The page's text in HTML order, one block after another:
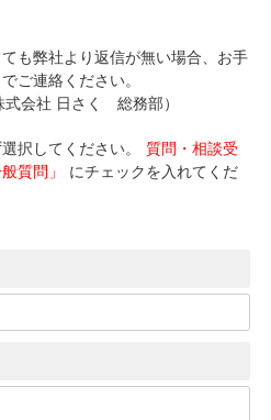
も弊社より返信が無い場合、お手
ご連絡ください。
会社 日さく 総務部）
択してください。
質問・相談受
質問」
にチェックを入れてくだ